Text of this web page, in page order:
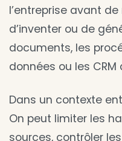
l’entreprise avant de
d’inventer ou de
documents, les
données ou les CRM
Dans un contexte
On peut limiter les
sources, contrôler